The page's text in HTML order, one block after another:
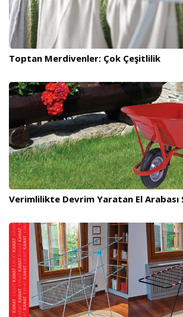
Toptan Merdivenler: Çok Çeşitlilik
Verimlilikte Devrim Yaratan El Arabası